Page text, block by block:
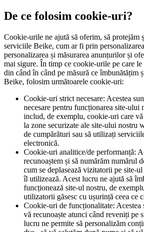
De ce folosim cookie-uri?
Cookie-urile ne ajută să oferim, să protejăm
serviciile Beike, cum ar fi prin
personalizarea și măsurarea anunțurilor și
mai sigure. În timp ce cookie-urile pe care
din când în când pe măsură ce îmbunătățim
Beike, folosim următoarele cookie-uri:
Cookie-uri strict necesare: Acestea sunt cookie-uri care sunt
necesare pentru funcționarea site-ului
includ, de exemplu, cookie-uri care
la zone securizate ale site-ului nostru
de cumpărături sau să utilizați
electronică.
Cookie-uri analitice/de performanță: Acestea ne permit să
recunoaștem și să numărăm numărul
cum se deplasează vizitatorii pe site-
îl utilizează. Acest lucru ne ajută să
funcționează site-ul nostru, de
utilizatorii găsesc cu ușurință ceea ce
Cookie-uri de funcționalitate: Acestea sunt utilizate pentru a
vă recunoaște atunci când reveniți pe
lucru ne permite să personalizăm